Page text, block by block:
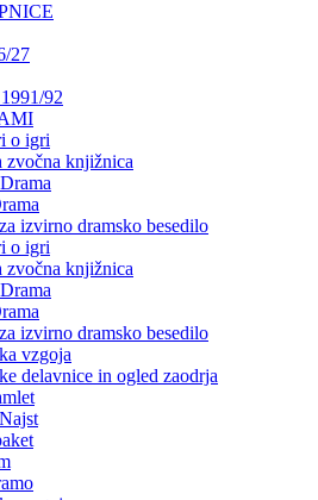
27
92
o igri
zvočna knjižnica
izvirno dramsko besedilo
o igri
zvočna knjižnica
izvirno dramsko besedilo
vzgoja
delavnice in ogled zaodrja